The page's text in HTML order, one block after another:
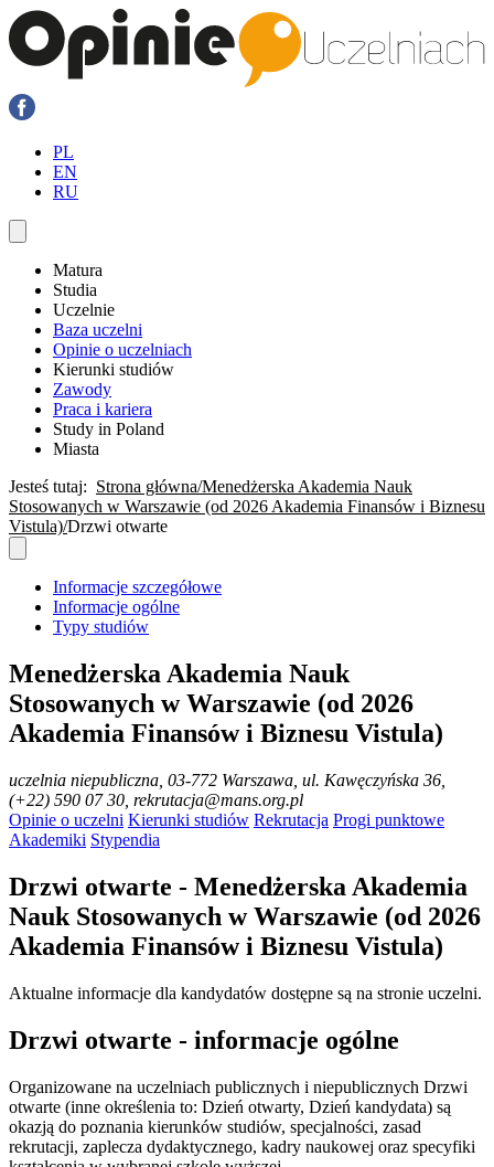
PL
EN
RU
Matura
Studia
Uczelnie
Baza uczelni
Opinie o uczelniach
Kierunki studiów
Zawody
Praca i kariera
Study in Poland
Miasta
Jesteś tutaj: Strona główna Menedżerska Akademia Nauk
Stosowanych w Warszawie (od 2026 Akademia Finansów i Biznesu
Vistula) Drzwi otwarte
Informacje szczegółowe
Informacje ogólne
Typy studiów
Menedżerska Akademia Nauk
Stosowanych w Warszawie (od 2026
Akademia Finansów i Biznesu Vistula)
uczelnia niepubliczna , 03-772 Warszawa, ul. Kawęczyńska 36,
(+22) 590 07 30, rekrutacja@mans.org.pl
Opinie o uczelni Kierunki studiów Rekrutacja Progi punktowe
Akademiki Stypendia
Drzwi otwarte - Menedżerska Akademia
Nauk Stosowanych w Warszawie (od 2026
Akademia Finansów i Biznesu Vistula)
Aktualne informacje dla kandydatów dostępne są na stronie uczelni.
Drzwi otwarte - informacje ogólne
Organizowane na uczelniach publicznych i niepublicznych Drzwi
otwarte (inne określenia to: Dzień otwarty, Dzień kandydata) są
okazją do poznania kierunków studiów, specjalności, zasad
rekrutacji, zaplecza dydaktycznego, kadry naukowej oraz specyfiki